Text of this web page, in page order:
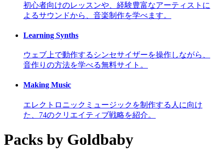
初心者向けのレッスンや、経験豊富なアーティストに
よるサウンドから、音楽制作を学べます。
Learning Synths
ウェブ上で動作するシンセサイザーを操作しながら、
音作りの方法を学べる無料サイト。
Making Music
エレクトロニックミュージックを制作する人に向け
た、74のクリエイティブ戦略を紹介。
Packs by Goldbaby